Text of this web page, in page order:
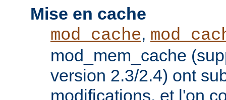
Mise en cache
mod_cache,
mod_mem_cache
version 2.3/2.4) ont
modifications, et l'on